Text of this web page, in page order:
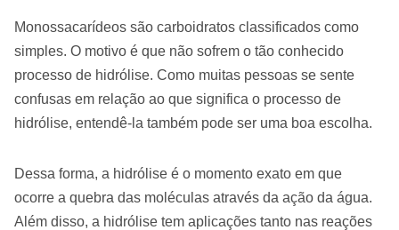
Monossacarídeos são carboidratos classificados como
simples. O motivo é que não sofrem o tão conhecido
processo de hidrólise. Como muitas pessoas se sente
confusas em relação ao que significa o processo de
hidrólise, entendê-la também pode ser uma boa escolha.
Dessa forma, a hidrólise é o momento exato em que
ocorre a quebra das moléculas através da ação da água.
Além disso, a hidrólise tem aplicações tanto nas reações